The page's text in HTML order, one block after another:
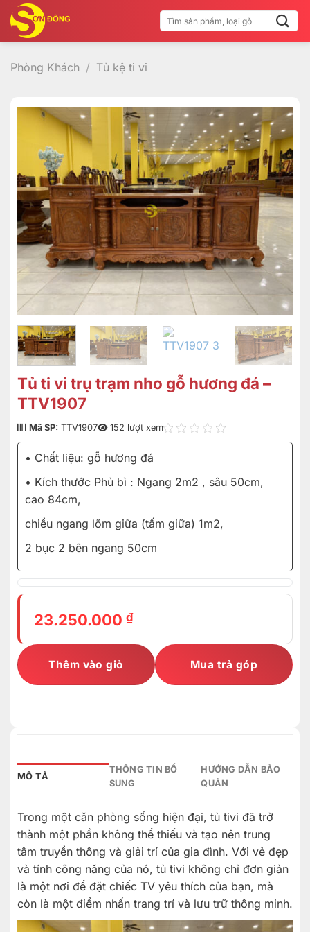
qua
nội
dung
Tìm
kiếm:
Phòng Khách / Tủ kệ ti vi
Tủ ti vi trụ trạm nho gỗ hương đá –
TTV1907
Mã SP: TTV1907 152 lượt xem
• Chất liệu: gỗ hương đá
• Kích thước Phủ bì : Ngang 2m2 , sâu 50cm,
cao 84cm,
chiều ngang lõm giữa (tấm giữa) 1m2,
2 bục 2 bên ngang 50cm
23.250.000 ₫
Thêm vào giỏ Mua trả góp
MÔ TẢ
THÔNG TIN BỔ
SUNG
HƯỚNG DẪN BẢO
QUẢN
Trong một căn phòng sống hiện đại, tủ tivi đã trở
thành một phần không thể thiếu và tạo nên trung
tâm truyền thông và giải trí của gia đình. Với vẻ đẹp
và tính công năng của nó, tủ tivi không chỉ đơn giản
là một nơi để đặt chiếc TV yêu thích của bạn, mà
còn là một điểm nhấn trang trí và lưu trữ thông minh.